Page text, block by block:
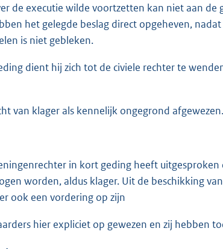
de executie wilde voortzetten kan niet aan de
het gelegde beslag direct opgeheven,
is niet gebleken.
dient hij zich tot de civiele rechter te
van klager als kennelijk ongegrond afgewezen.
in kort geding heeft
worden, aldus klager. Uit de beschikking
ook een vordering op zijn
hier expliciet op gewezen en zij hebben